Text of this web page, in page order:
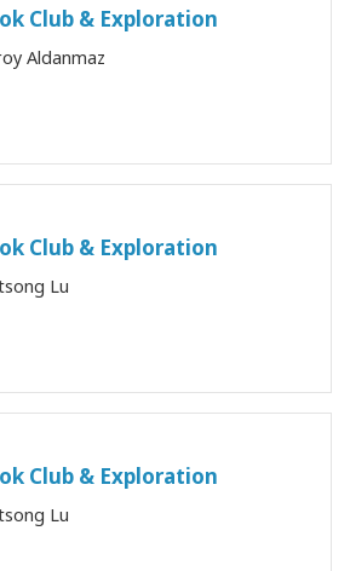
Club & Exploration
Aldanmaz
Club & Exploration
Lu
Club & Exploration
Lu